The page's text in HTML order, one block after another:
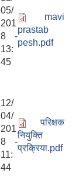
05/
201
8 -
13:
45
mavi
prastab
pesh.pdf
12/
04/
201
8 -
11:
44
परिक्षक
नियुक्ति
प्रक्रिया.pdf